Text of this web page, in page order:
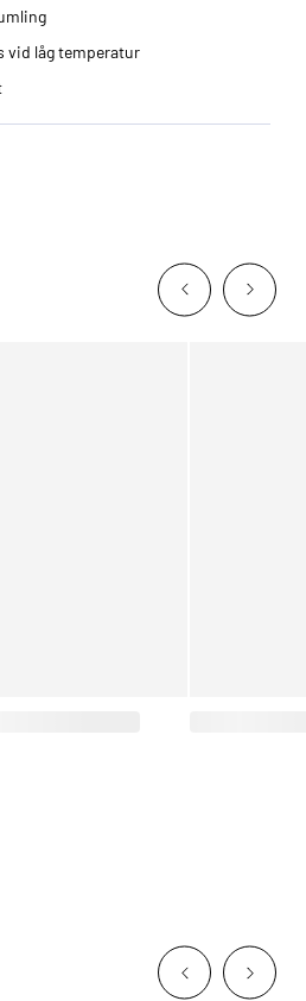
vid låg temperatur